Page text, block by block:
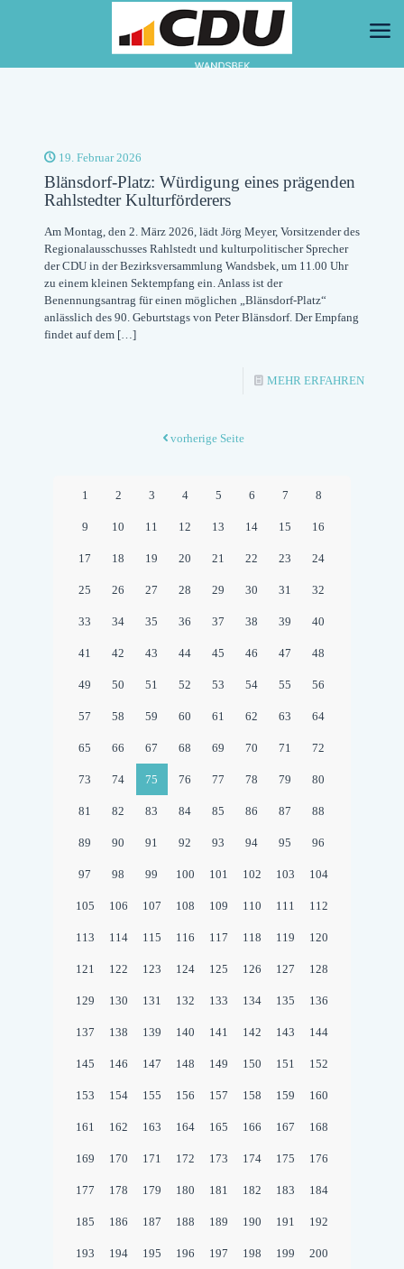
19. Februar 2026
Blänsdorf-Platz: Würdigung eines prägenden
Rahlstedter Kulturförderers
Am Montag, den 2. März 2026, lädt Jörg Meyer, Vorsitzender des
Regionalausschusses Rahlstedt und kulturpolitischer Sprecher
der CDU in der Bezirksversammlung Wandsbek, um 11.00 Uhr
zu einem kleinen Sektempfang ein. Anlass ist der
Benennungsantrag für einen möglichen „Blänsdorf-Platz“
anlässlich des 90. Geburtstags von Peter Blänsdorf. Der Empfang
findet auf dem[…]
MEHR ERFAHREN-
vorherige Seite
1 2 3 4 5 6 7 8
9 10 11 12 13 14 15 16
17 18 19 20 21 22 23 24
25 26 27 28 29 30 31 32
33 34 35 36 37 38 39 40
41 42 43 44 45 46 47 48
49 50 51 52 53 54 55 56
57 58 59 60 61 62 63 64
65 66 67 68 69 70 71 72
73 74 75 76 77 78 79 80
81 82 83 84 85 86 87 88
89 90 91 92 93 94 95 96
97 98 99 100 101 102 103 104
105 106 107 108 109 110 111 112
113 114 115 116 117 118 119 120
121 122 123 124 125 126 127 128
129 130 131 132 133 134 135 136
137 138 139 140 141 142 143 144
145 146 147 148 149 150 151 152
153 154 155 156 157 158 159 160
161 162 163 164 165 166 167 168
169 170 171 172 173 174 175 176
177 178 179 180 181 182 183 184
185 186 187 188 189 190 191 192
193 194 195 196 197 198 199 200